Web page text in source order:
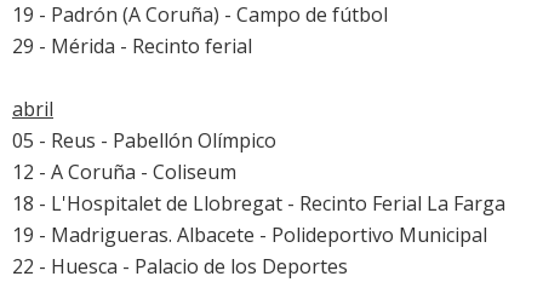
19 - Padrón (A Coruña) - Campo de fútbol
29 - Mérida - Recinto ferial
abril
05 - Reus - Pabellón Olímpico
12 - A Coruña - Coliseum
18 - L'Hospitalet de Llobregat - Recinto Ferial La Farga
19 - Madrigueras. Albacete - Polideportivo Municipal
22 - Huesca - Palacio de los Deportes